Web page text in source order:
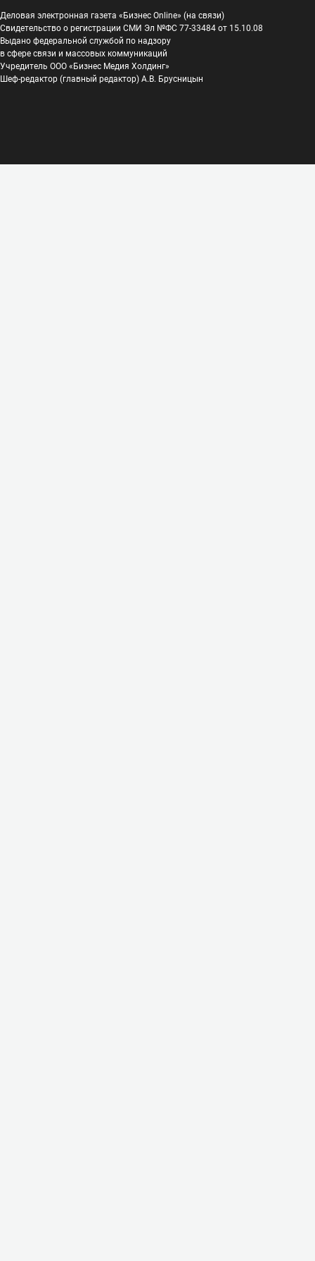
Деловая электронная газета «Бизнес Online» (на связи)
Свидетельство о регистрации СМИ Эл №ФС 77-33484 от 15.10.08
Выдано федеральной службой по надзору
в сфере связи и массовых коммуникаций
Учредитель ООО «Бизнес Медия Холдинг»
Шеф-редактор (главный редактор) А.В. Брусницын